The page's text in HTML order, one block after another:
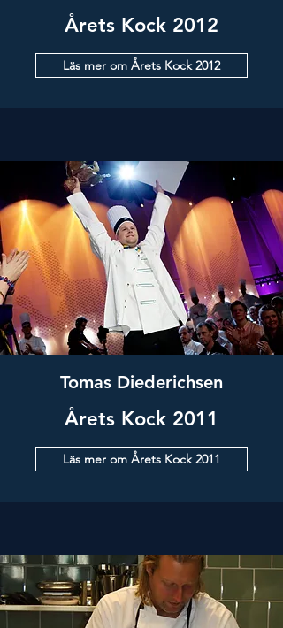
Årets Kock 2012
Läs mer om Årets Kock 2012
Tomas Diederichsen
Årets Kock 2011
Läs mer om Årets Kock 2011